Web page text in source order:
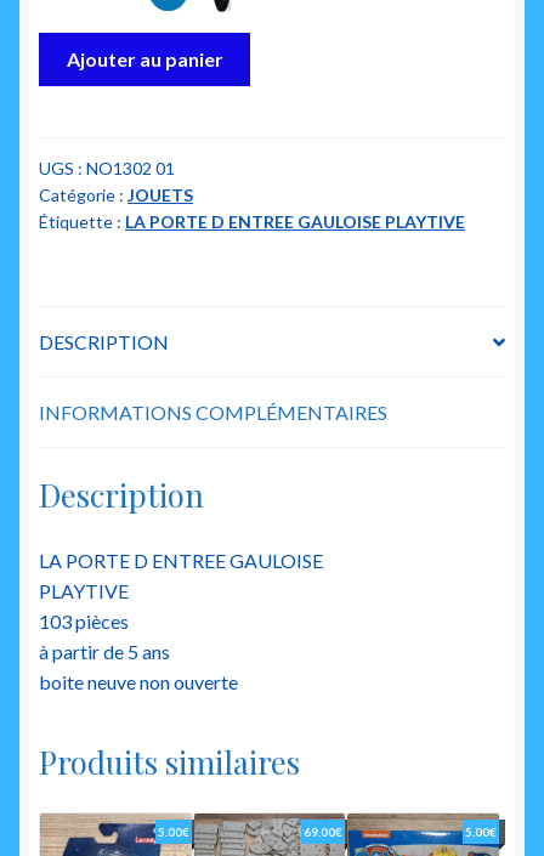
porte
d
entree
Ajouter au panier
UGS : NO1302 01
Catégorie : JOUETS
Étiquette : LA PORTE D ENTREE GAULOISE PLAYTIVE
DESCRIPTION
INFORMATIONS COMPLÉMENTAIRES
Description
LA PORTE D ENTREE GAULOISE
PLAYTIVE
103 pièces
à partir de 5 ans
boite neuve non ouverte
Produits similaires
5.00€ 69.00€ 5.00€